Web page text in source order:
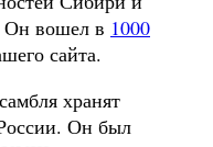
Он вошел в 1000
сайта.
хранят
Он был